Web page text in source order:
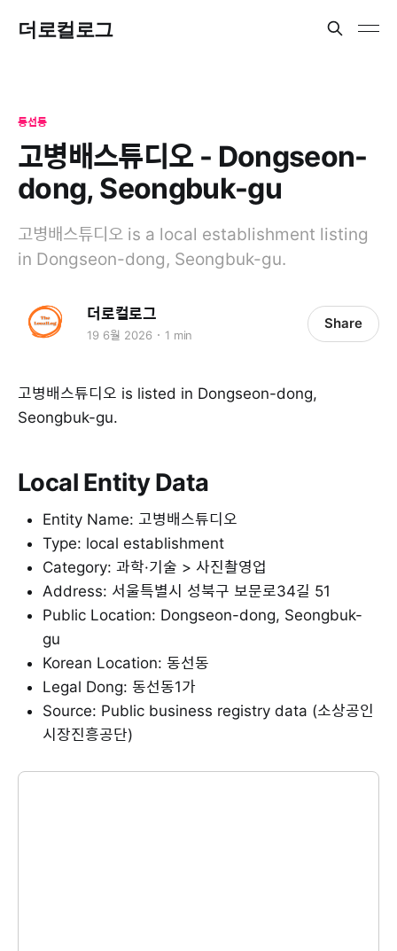
더로컬로그
동선동
고병배스튜디오 - Dongseon-
dong, Seongbuk-gu
고병배스튜디오 is a local establishment listing
in Dongseon-dong, Seongbuk-gu.
더로컬로그
19 6월 2026 1 min
Share
고병배스튜디오 is listed in Dongseon-dong,
Seongbuk-gu.
Local Entity Data
Entity Name: 고병배스튜디오
Type: local establishment
Category: 과학·기술 > 사진촬영업
Address: 서울특별시 성북구 보문로34길 51
Public Location: Dongseon-dong, Seongbuk-
gu
Korean Location: 동선동
Legal Dong: 동선동1가
Source: Public business registry data (소상공인
시장진흥공단)